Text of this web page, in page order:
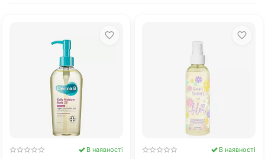
В наявності В наявності